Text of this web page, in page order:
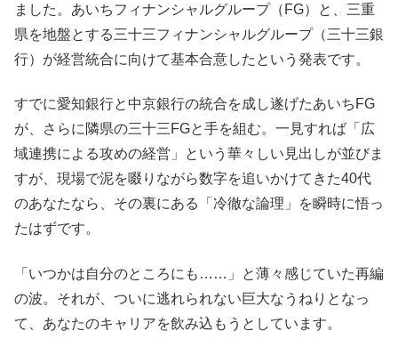
ました。あいちフィナンシャルグループ（FG）と、三重
県を地盤とする三十三フィナンシャルグループ（三十三銀
行）が経営統合に向けて基本合意したという発表です。
すでに愛知銀行と中京銀行の統合を成し遂げたあいちFG
が、さらに隣県の三十三FGと手を組む。一見すれば「広
域連携による攻めの経営」という華々しい見出しが並びま
すが、現場で泥を啜りながら数字を追いかけてきた40代
のあなたなら、その裏にある「冷徹な論理」を瞬時に悟っ
たはずです。
「いつかは自分のところにも……」と薄々感じていた再編
の波。それが、ついに逃れられない巨大なうねりとなっ
て、あなたのキャリアを飲み込もうとしています。